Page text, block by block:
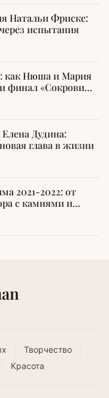
Натальи Фриске:
испытания
как Нюша и Мария
финал «Сокровищ
Дудина:
глава в жизни
2021-2022: от
с камнями и
Творчество
Красота